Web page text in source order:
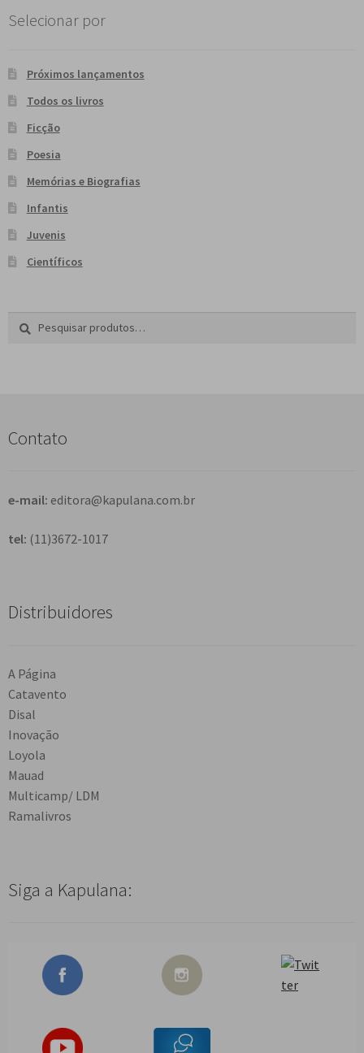
Selecionar por
Próximos lançamentos
Todos os livros
Ficção
Poesia
Memórias e Biografias
Infantis
Juvenis
Científicos
Pesquisar
a
Contato
e-mail: editora@kapulana.com.br
tel: (11)3672-1017
Distribuidores
A Página
Catavento
Disal
Inovação
Loyola
Mauad
Multicamp/ LDM
Ramalivros
Siga a Kapulana: